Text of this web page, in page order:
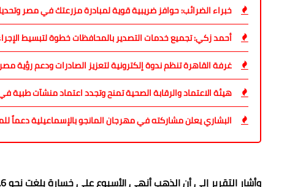
خبراء الضرائب: حوافز ضريبية قوية لمبادرة مزرعتك في مصر
أحمد زكي: تجميع خدمات التصدير بالمحافظات خطوة لتبسيط
غرفة القاهرة تنظم ندوة إلكترونية لتعزيز الصادرات ودعم رؤية مصر
هيئة الاعتماد والرقابة الصحية تمنح وتجدد اعتماد منشآت طبية في 10
البشاري يعلن مشاركته في مهرجان المانجو بالإسماعيلية دعماً